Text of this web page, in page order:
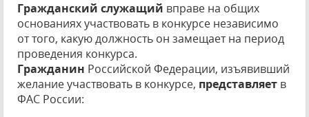
Гражданский служащий вправе на общих
основаниях участвовать в конкурсе независимо
от того, какую должность он замещает на период
проведения конкурса.
Гражданин Российской Федерации, изъявивший
желание участвовать в конкурсе, представляет в
ФАС России: